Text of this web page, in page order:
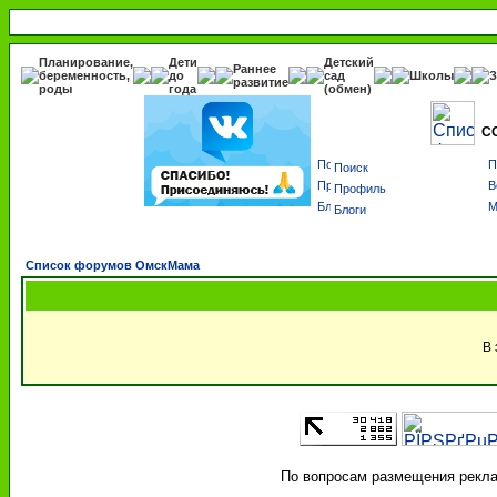
Планирование,
беременность,
роды
Дети
до
года
Раннее
развитие
Детский
сад
(обмен)
Школы
Поиск
Профиль
Блоги
Список форумов ОмскМама
В
По вопросам размещения